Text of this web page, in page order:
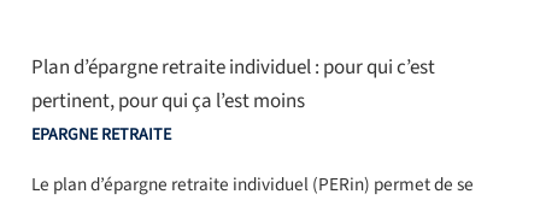
Plan d’épargne retraite individuel : pour qui c’est
pertinent, pour qui ça l’est moins
EPARGNE RETRAITE
Le plan d’épargne retraite individuel (PERin) permet de se